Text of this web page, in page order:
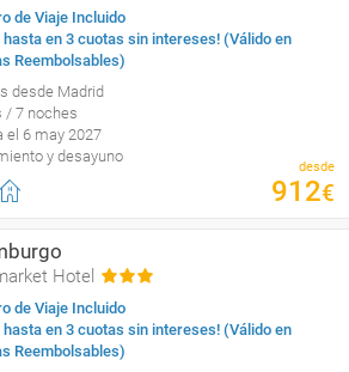
de Viaje Incluido
hasta en 3 cuotas sin intereses! (Válido en
Reembolsables)
desde Madrid
/ 7 noches
el 6 may 2027
y desayuno
desde
912€
Hotel
de Viaje Incluido
hasta en 3 cuotas sin intereses! (Válido en
Reembolsables)